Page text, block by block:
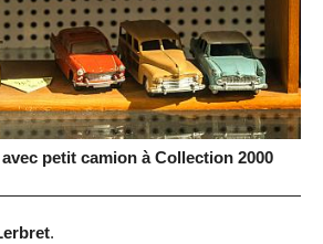
petit camion à Collection 2000
.